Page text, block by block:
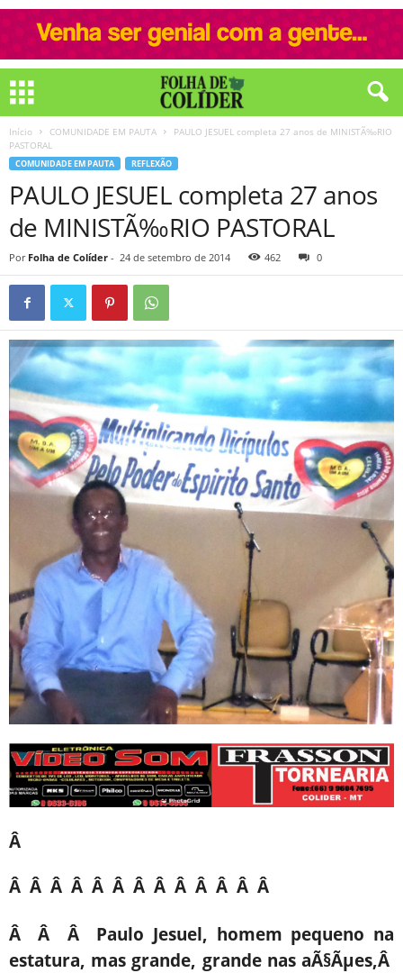
Início COMUNIDADE EM PAUTA
PAULO JESUEL completa 27 anos de MINISTÃ‰RIO
PASTORAL
COMUNIDADE EM PAUTA REFLEXÃO
PAULO JESUEL completa 27 anos
de MINISTÃ‰RIO PASTORAL
Por Folha de Colíder - 24 de setembro de 2014 462 0
Â
Â Â Â Â Â Â Â Â Â Â Â Â Â
Â Â Â Paulo Jesuel, homem pequeno na
estatura, mas grande, grande nas aÃ§Ãµes,Â